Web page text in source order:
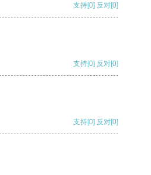
支持[0] 反对[0]
支持[0] 反对[0]
支持[0] 反对[0]